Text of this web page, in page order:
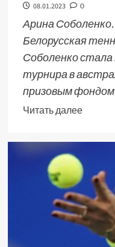
08.01.2023 0
Арина
Белорусская
Соболенко
турнира в
призовым
Читать далее